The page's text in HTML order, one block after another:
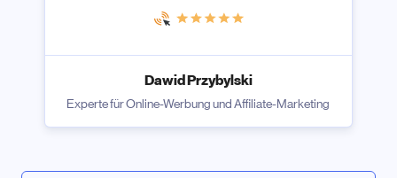
Dawid Przybylski
Experte für Online-Werbung und Affiliate-Marketing